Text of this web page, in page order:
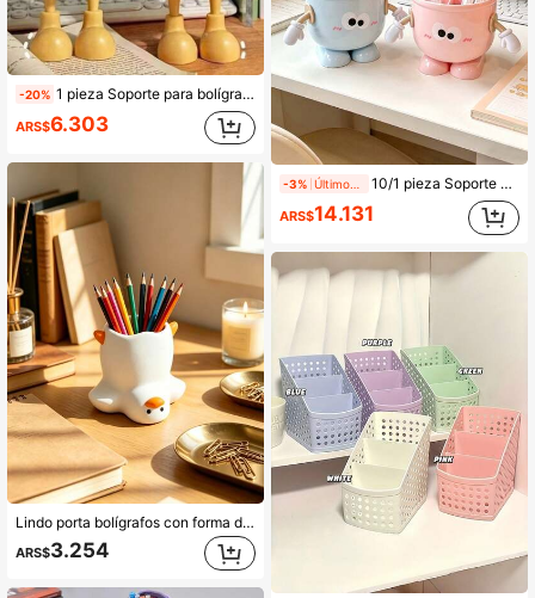
-20% 1 pieza Soporte para bolígrafos con forma de salchicha de dibujos animados lindo y divertido, estante de bolígrafos de oficina retro minimalista, soporte para bolígrafos de escritorio de gran capacidad, requiere autoensamblaje, regalo perfecto para almacenamiento de artículos de papelería en el hogar o suministros de aprendizaje
ARS$6.303
Lindo porta bolígrafos con forma de pato, accesorio de escritorio creativo y encantador, adecuado para almacenar bolígrafos, lápices o diversos artículos pequeños, temporada de regreso a la escuela
ARS$3.254
-3% 10/1 pieza Soporte para bolígrafos con cara de dibujos animados linda de gran capacidad - Organizador de escritorio duradero, adecuado para bolígrafos, marcadores y útiles de oficina, diseño portátil, perfecto para estudiantes y uso de oficina, azul y rosa, con cara feliz y juguetona, útiles de oficina y accesorios, vuelta a la escuela
ARS$14.131